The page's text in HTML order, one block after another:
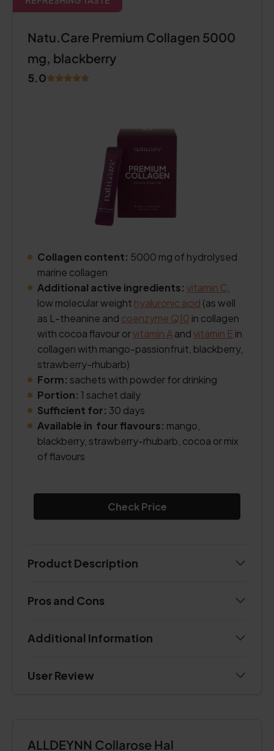
Natu.Care Premium Collagen 5000
mg, blackberry
5.0
Collagen content: 5000 mg of hydrolysed
marine collagen
Additional active ingredients: vitamin C
low molecular weight hyaluronic acid (as well
as L-theanine and coenzyme Q10 in collagen
with cocoa flavour orvitamin Aandvitamin E in
collagen with mango-passionfruit, blackberry,
strawberry-rhubarb)
Form: sachets with powder for drinking
Portion: 1 sachet daily
Sufficient for: 30 days
Available in four flavours: mango,
blackberry, strawberry-rhubarb, cocoa or mix
of flavours
Check Price
Product Description
Pros and Cons
Additional Information
User Review
ALLDEYNN Collarose Hal